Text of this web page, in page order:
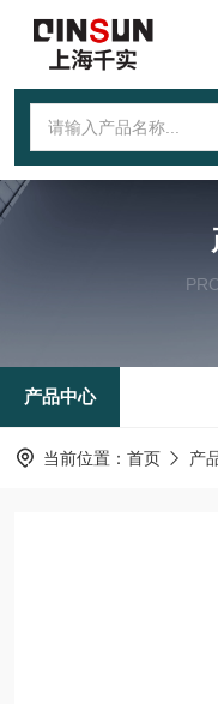
产品中心
当前位置： 首页 产